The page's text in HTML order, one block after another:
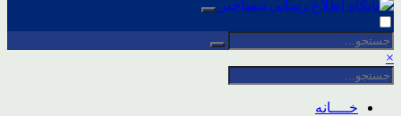
×
خــــانه